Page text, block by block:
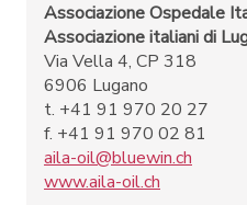
Associazione Ospedale
Associazione italiani di
Via Vella 4, CP 318
6906 Lugano
t. +41 91 970 20 27
f. +41 91 970 02 81
aila-oil@bluewin.ch
www.aila-oil.ch